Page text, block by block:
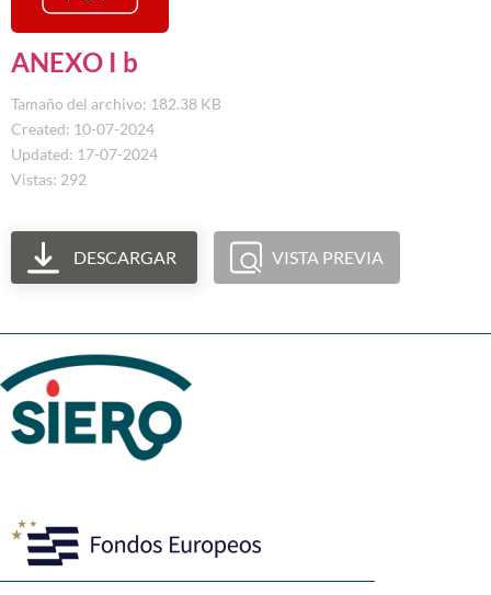
ANEXO I b
Tamaño del archivo: 182.38 KB
Created: 10-07-2024
Updated: 17-07-2024
Vistas: 292
DESCARGAR VISTA PREVIA